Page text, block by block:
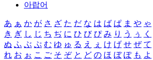
아랍어
あ ぁ か が さ ざ た だ な は ば ぱ ま や ゃ
き ぎ し じ ち ぢ に ひ び ぴ み り う ぅ く
ぬ ふ ぶ ぷ む ゆ ゅ る え ぇ け げ せ ぜ て
れ お ぉ こ ご そ ぞ と ど の ほ ぼ ぽ も よ